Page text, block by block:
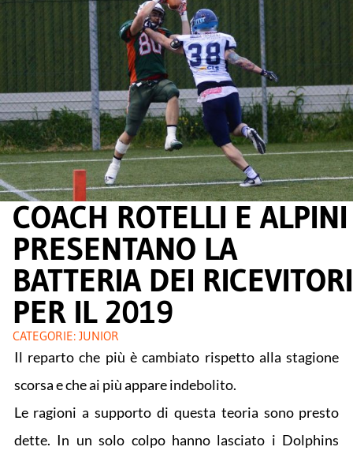
COACH ROTELLI E ALPINI
PRESENTANO LA
BATTERIA DEI RICEVITORI
PER IL 2019
CATEGORIE: JUNIOR
Il reparto che più è cambiato rispetto alla stagione
scorsa e che ai più appare indebolito.
Le ragioni a supporto di questa teoria sono presto
dette. In un solo colpo hanno lasciato i Dolphins